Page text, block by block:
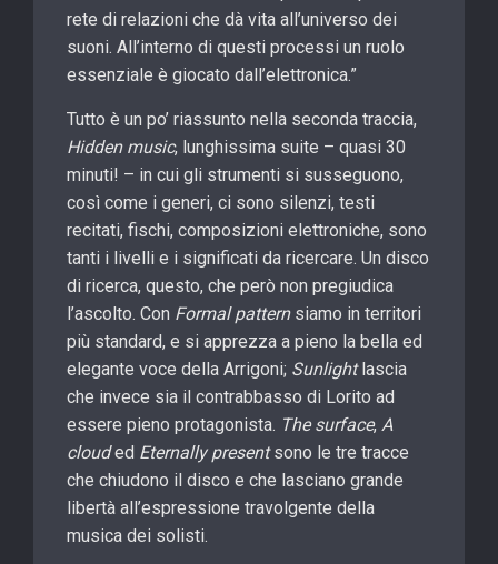
rete di relazioni che dà vita all’universo dei
suoni. All’interno di questi processi un ruolo
essenziale è giocato dall’elettronica.”
Tutto è un po’ riassunto nella seconda traccia,
Hidden music, lunghissima suite – quasi 30
minuti! – in cui gli strumenti si susseguono,
così come i generi, ci sono silenzi, testi
recitati, fischi, composizioni elettroniche, sono
tanti i livelli e i significati da ricercare. Un disco
di ricerca, questo, che però non pregiudica
l’ascolto. Con Formal patternsiamo in territori
più standard, e si apprezza a pieno la bella ed
elegante voce della Arrigoni; Sunlightlascia
che invece sia il contrabbasso di Lorito ad
essere pieno protagonista. The surface, A
clouded Eternally presentsono le tre tracce
che chiudono il disco e che lasciano grande
libertà all’espressione travolgente della
musica dei solisti.